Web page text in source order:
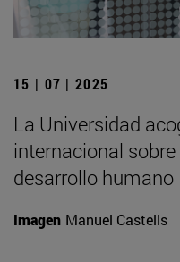
15 | 07 | 2025
La Universidad
internacional
desarrollo humano
Imagen Manuel Castells